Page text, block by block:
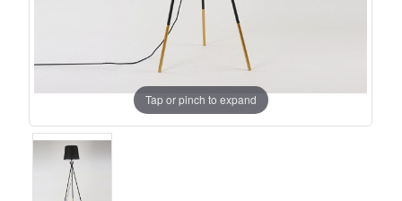
Tap or pinch to expand